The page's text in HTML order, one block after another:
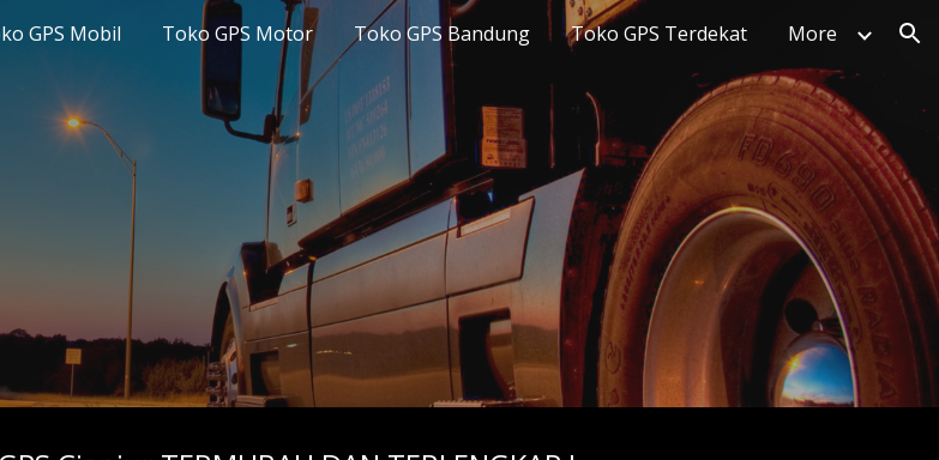
Skip to navigation
GPS Mobil Toko GPS Motor Toko GPS Bandung Toko GPS Terdekat More